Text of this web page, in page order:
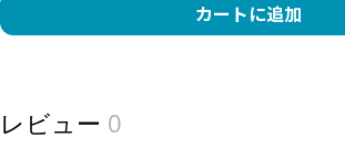
カートに追加
レビュー 0